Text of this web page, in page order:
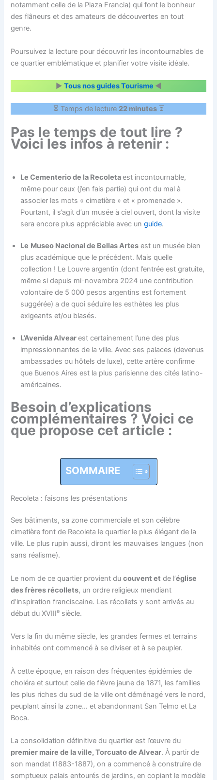
notamment celle de la Plaza Francia) qui font le bonheur
des flâneurs et des amateurs de découvertes en tout
genre.
Poursuivez la lecture pour découvrir les incontournables de
ce quartier emblématique et planifier votre visite idéale.
▶ Tous nos guides Tourisme ◀
⏳ Temps de lecture 22 minutes⏳
Pas le temps de tout lire ?
Voici les infos à retenir :
Le Cementerio de la Recoletaest incontournable,
même pour ceux (j’en fais partie) qui ont du mal à
associer les mots « cimetière » et « promenade ».
Pourtant, il s’agit d’un musée à ciel ouvert, dont la visite
sera encore plus appréciable avec unguide.
Le Museo Nacional de Bellas Artes est un musée bien
plus académique que le précédent. Mais quelle
collection ! Le Louvre argentin (dont l’entrée est gratuite,
même si depuis mi-novembre 2024 une contribution
volontaire de 5 000 pesos argentins est fortement
suggérée) a de quoi séduire les esthètes les plus
exigeants et/ou blasés.
L’Avenida Alvearest certainement l’une des plus
impressionnantes de la ville. Avec ses palaces (devenus
ambassades ou hôtels de luxe), cette artère confirme
que Buenos Aires est la plus parisienne des cités latino-
américaines.
Besoin d’explications
complémentaires ? Voici ce
que propose cet article :
SOMMAIRE
Recoleta : faisons les présentations
Ses bâtiments, sa zone commerciale et son célèbre
cimetière font de Recoleta le quartier le plus élégant de la
ville. Le plus rupin aussi, diront les mauvaises langues (non
sans réalisme).
Le nom de ce quartier provient ducouvent et de l’église
des frères récollets, un ordre religieux mendiant
d’inspiration franciscaine. Les récollets y sont arrivés au
début du XVIIIe siècle.
Vers la fin du même siècle, les grandes fermes et terrains
inhabités ont commencé à se diviser et à se peupler.
À cette époque, en raison des fréquentes épidémies de
choléra et surtout celle de fièvre jaune de 1871, les familles
les plus riches du sud de la ville ont déménagé vers le nord,
peuplant ainsi la zone… et abandonnant San Telmo et La
Boca.
La consolidation définitive du quartier est l’œuvre du
premier maire de la ville, Torcuato de Alvear. À partir de
son mandat (1883-1887), on a commencé à construire de
somptueux palais entourés de jardins, en copiant le modèle